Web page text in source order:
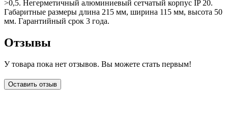
>0,5. Негерметичный алюминиевый сетчатый корпус IP 20.
Габаритные размеры длина 215 мм, ширина 115 мм, высота 50
мм. Гарантийный срок 3 года.
Отзывы
У товара пока нет отзывов. Вы можете стать первым!
Оставить отзыв